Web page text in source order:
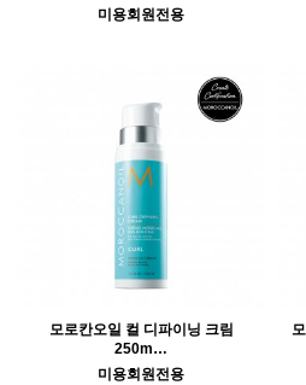
미용회원전용
모로칸오일 컬 디파이닝 크림
250m…
미용회원전용